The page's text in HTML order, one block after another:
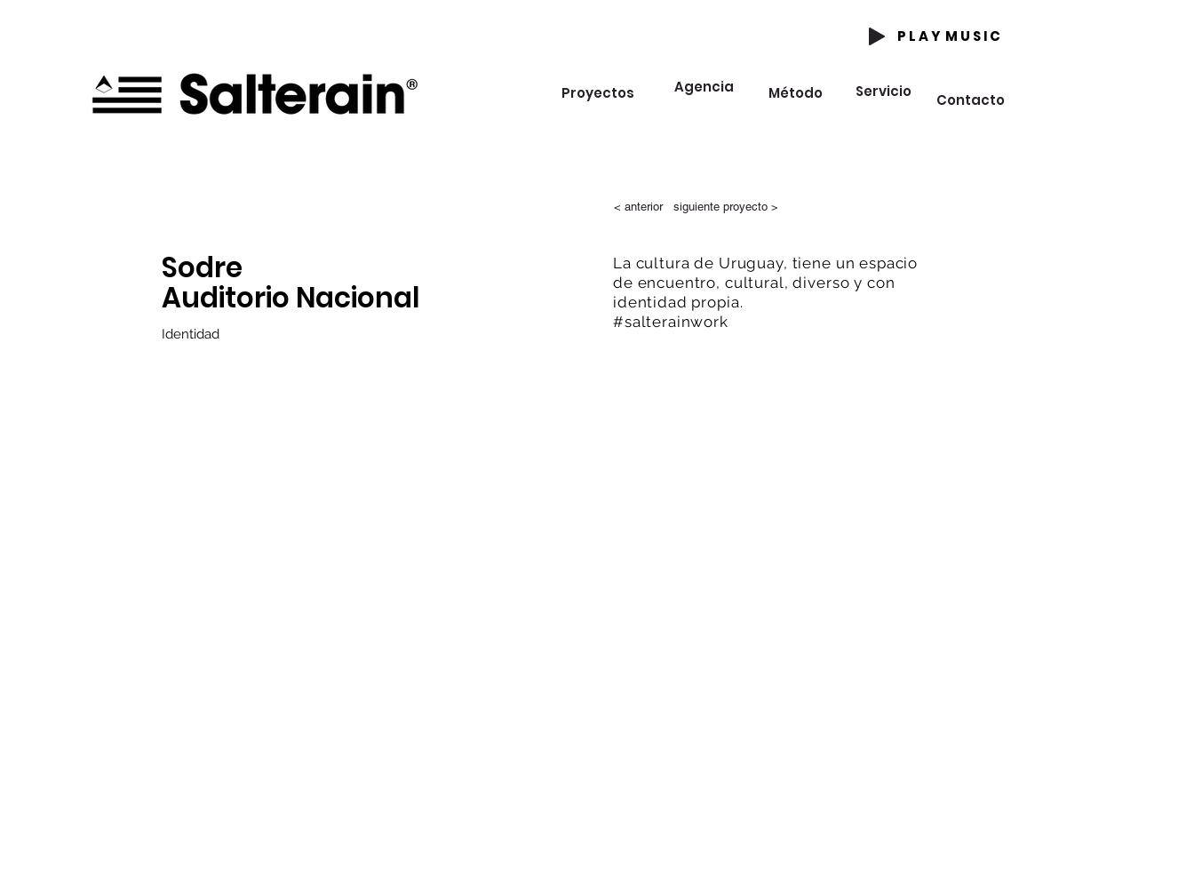
P L A Y M U S I C
Proyectos Agencia Método Servicio Contacto
< anterior siguiente proyecto >
Sodre
Auditorio Nacional
Identidad
La cultura de Uruguay, tiene un espacio
de encuentro, cultural, diverso y con
identidad propia.
#salterainwork